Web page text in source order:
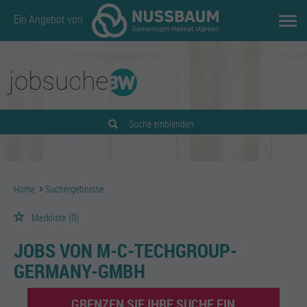
Ein Angebot von
Suche einblenden
Home Suchergebnisse
Merkliste (0)
JOBS VON M-C-TECHGROUP-
GERMANY-GMBH